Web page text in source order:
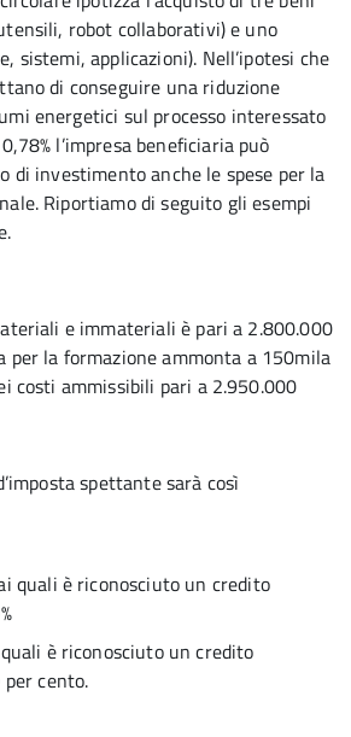
robot collaborativi) e uno
sistemi, applicazioni). Nell’ipotesi che
di conseguire una riduzione
energetici sul processo interessato
l’impresa beneficiaria può
di investimento anche le spese per la
Riportiamo di seguito gli esempi
e immateriali è pari a 2.800.000
per la formazione ammonta a 150mila
costi ammissibili pari a 2.950.000
spettante sarà così
quali è riconosciuto un credito
è riconosciuto un credito
per cento.